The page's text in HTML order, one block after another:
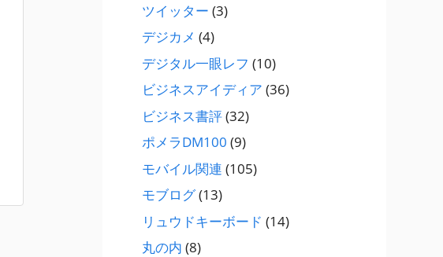
ツイッター (3)
デジカメ (4)
デジタル一眼レフ (10)
ビジネスアイディア (36)
ビジネス書評(32)
ポメラDM100 (9)
モバイル関連 (105)
モブログ(13)
リュウドキーボード (14)
丸の内 (8)